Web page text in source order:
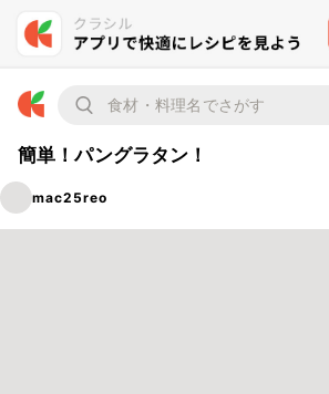
簡単！パングラタン！
mac25reo